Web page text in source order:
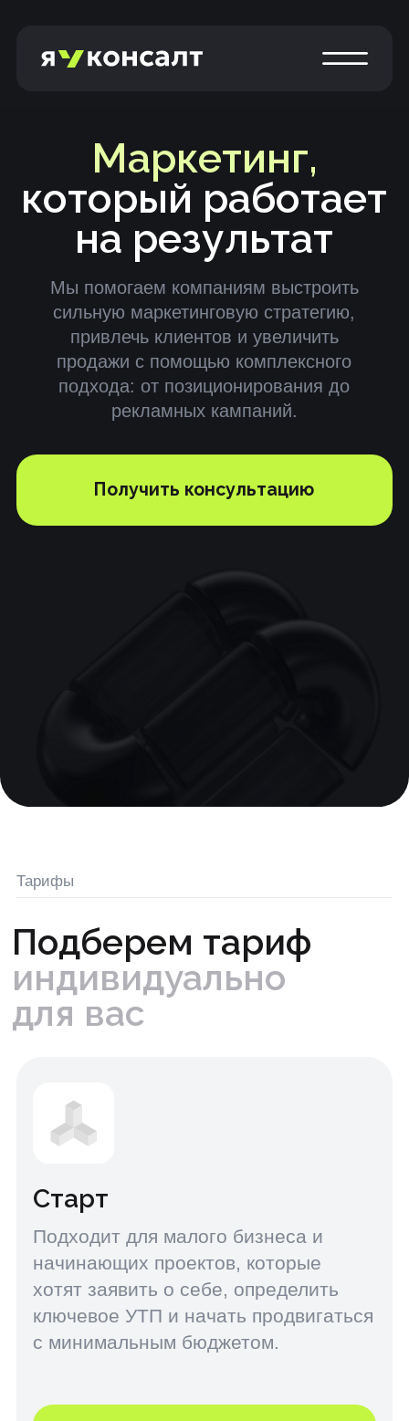
который работает
на результат
Мы помогаем компаниям выстроить
сильную маркетинговую стратегию,
привлечь клиентов и увеличить
продажи с помощью комплексного
рекламных кампаний.
Получить консультацию
для вас
Подробнее о тарифе
Подходит для малого бизнеса и
начинающих проектов, которые
ключевое УТП и начать продвигаться
с минимальным бюджетом.
Подробнее о тарифе
Продвижение
Идеально подходит для компаний,
которые хотят увеличить охват,
конверсии и выстроить системный
маркетинг с фокусом на ROI.